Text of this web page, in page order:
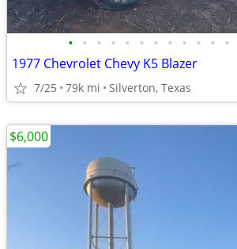
• • • • • • • • • • • •
1977 Chevrolet Chevy K5 Blazer
7/25 79k mi Silverton, Texas
$6,000